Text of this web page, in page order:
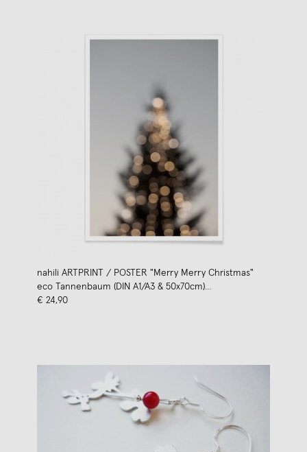
nahili ARTPRINT / POSTER "Merry Merry Christmas"
eco Tannenbaum (DIN A1/A3 & 50x70cm)
Weihnachtsbaum
€ 24,90